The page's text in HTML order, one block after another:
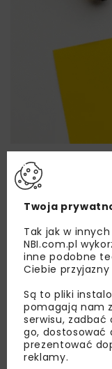
Lubisz
Zapisz się do
nas najlepsze
dedykowane
Zapoznałam/em
Regulaminem oraz
podany przeze
handlowej w
Twoja
Tak jak w
NBI.com.pl
inne podobne
Ciebie
Są to pliki
pomagają nam
serwisu, zadbać
go, dostosować
prezentować
reklamy.